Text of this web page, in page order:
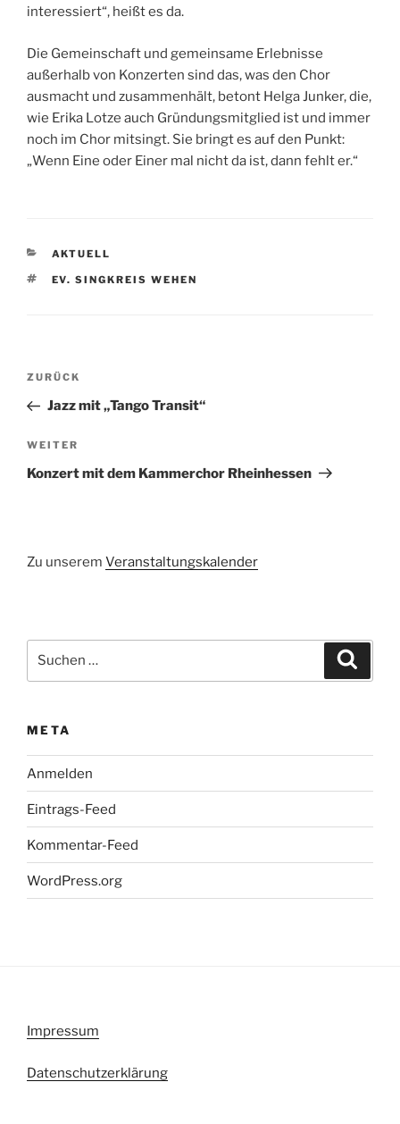
interessiert“, heißt es da.
Die Gemeinschaft und gemeinsame Erlebnisse
außerhalb von Konzerten sind das, was den Chor
ausmacht und zusammenhält, betont Helga Junker, die,
wie Erika Lotze auch Gründungsmitglied ist und immer
noch im Chor mitsingt. Sie bringt es auf den Punkt:
„Wenn Eine oder Einer mal nicht da ist, dann fehlt er.“
KATEGORIEN
AKTUELL
SCHLAGWÖRTER
EV. SINGKREIS WEHEN
Beitragsnavigation
Vorheriger
Beitrag
ZURÜCK
Jazz mit „Tango Transit“
Nächster
Beitrag
WEITER
Konzert mit dem Kammerchor Rheinhessen
Zu unserem Veranstaltungskalender
nach:
META
Anmelden
Eintrags-Feed
Kommentar-Feed
WordPress.org
Impressum
Datenschutzerklärung